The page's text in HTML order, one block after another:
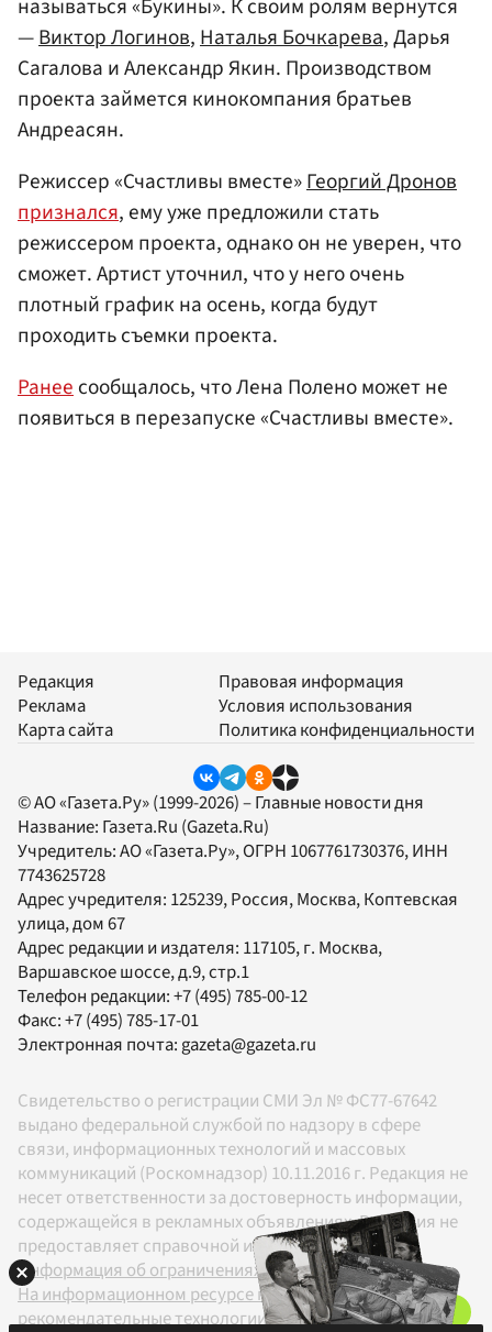
называться «Букины». К своим ролям вернутся
—Виктор Логинов,Наталья Бочкарева, Дарья
Сагалова и Александр Якин. Производством
проекта займется кинокомпания братьев
Андреасян.
Режиссер «Счастливы вместе»Георгий Дронов
признался, ему уже предложили стать
режиссером проекта, однако он не уверен, что
сможет. Артист уточнил, что у него очень
плотный график на осень, когда будут
проходить съемки проекта.
Ранеесообщалось, что Лена Полено может не
появиться в перезапуске «Счастливы вместе».
Редакция
Реклама
Карта сайта
Правовая информация
Условия использования
Политика конфиденциальности
© АО «Газета.Ру» (1999-2026) – Главные новости дня
Название: Газета.Ru (Gazeta.Ru)
Учредитель:АО «Газета.Ру», ОГРН 1067761730376, ИНН
7743625728
Адрес учредителя: 125239, Россия, Москва, Коптевская
улица, дом 67
Адрес редакции и издателя: 117105, г. Москва,
Варшавское шоссе, д.9, стр.1
Телефон редакции:+7 (495) 785-00-12
Факс:+7 (495) 785-17-01
Электронная почта: gazeta@gazeta.ru
Свидетельство о регистрации СМИ Эл № ФС77-67642
выдано федеральной службой по надзору в сфере
связи, информационных технологий и массовых
коммуникаций (Роскомнадзор) 10.11.2016 г. Редакция не
несет ответственности за достоверность информации,
содержащейся в рекламных объявлениях. Редакция не
предоставляет справочной информации.
Информация об ограничениях
На информационном ресурсе применяются
рекомендательные технологии в соответствии с